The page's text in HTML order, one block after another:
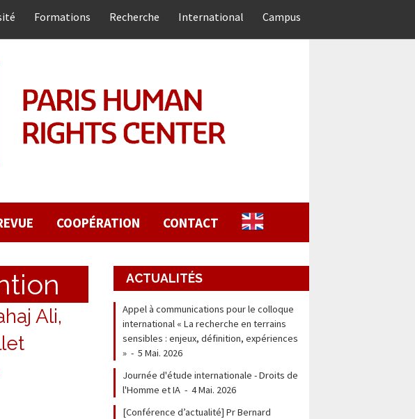
Formations Recherche International Campus
COOPÉRATION CONTACT
Ali,
ACTUALITÉS
Appel à communications pour le colloque
international « La recherche en terrains
sensibles : enjeux, définition, expériences
» -5 Mai. 2026
Journée d'étude internationale - Droits de
l'Homme et IA -4 Mai. 2026
[Conférence d’actualité] Pr Bernard